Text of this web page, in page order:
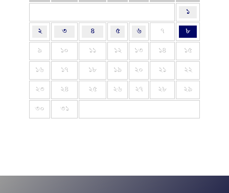
১
২ ৩ ৪ ৫ ৬ ৭ ৮
৯ ১০ ১১ ১২ ১৩ ১৪ ১৫
১৬ ১৭ ১৮ ১৯ ২০ ২১ ২২
২৩ ২৪ ২৫ ২৬ ২৭ ২৮ ২৯
৩০ ৩১